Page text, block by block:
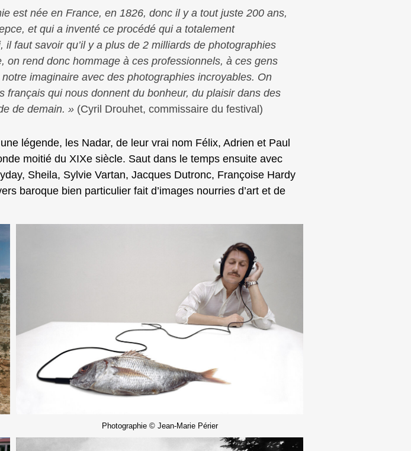
est née en France, en 1826, donc il y a tout juste 200 ans,
et qui a inventé ce procédé qui a totalement
faut savoir qu’il y a plus de 2 milliards de photographies
rend donc hommage à ces professionnels, à ces gens
imaginaire avec des photographies incroyables. On
français qui nous donnent du bonheur, du plaisir dans des
de demain. » (Cyril Drouhet, commissaire du festival)
légende, les Nadar, de leur vrai nom Félix, Adrien et Paul
moitié du XIXe siècle. Saut dans le temps ensuite avec
Sheila, Sylvie Vartan, Jacques Dutronc, Françoise Hardy
baroque bien particulier fait d’images nourries d’art et de
Photographie © Jean-Marie Périer